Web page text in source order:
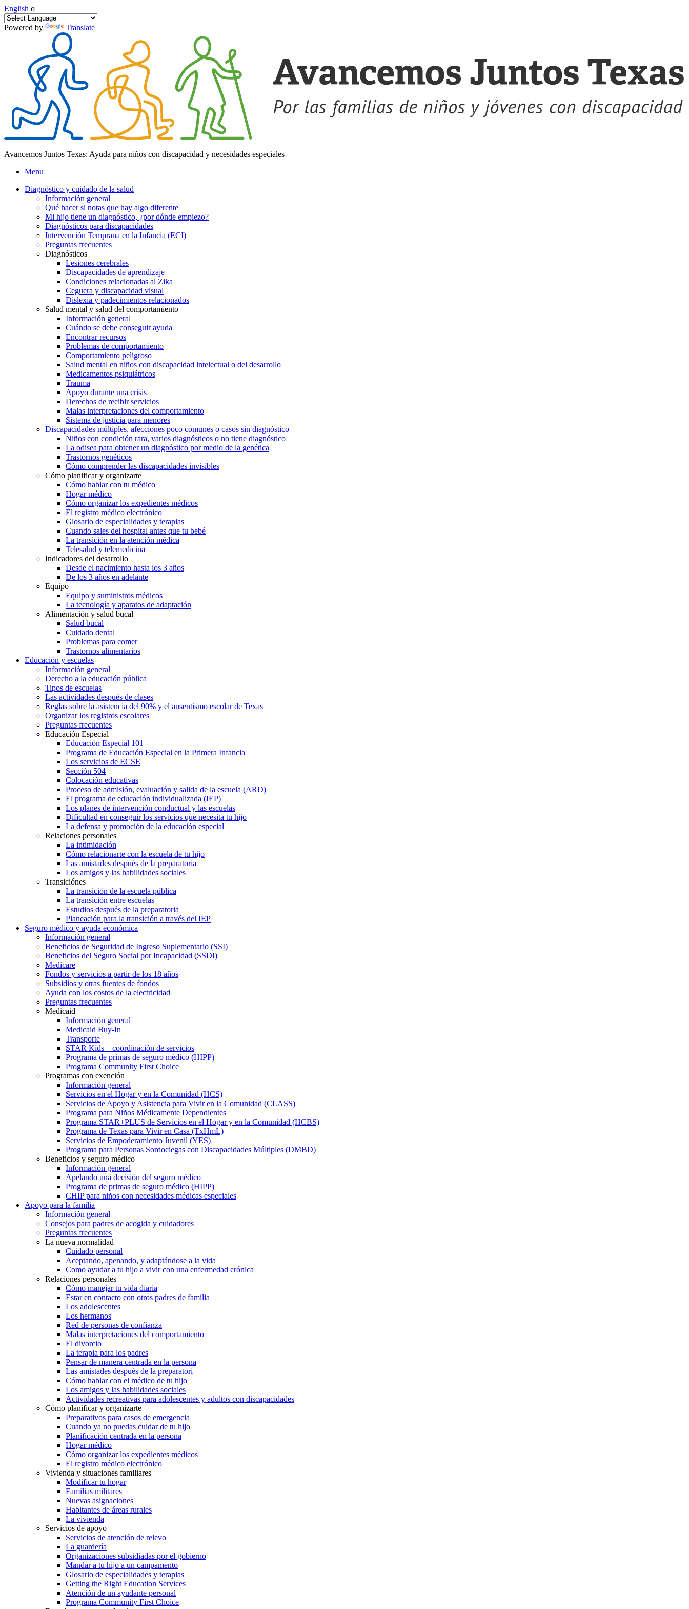
English o
Powered by Translate
Avancemos Juntos Texas: Ayuda para niños con discapacidad y necesidades especiales
Menu
Diagnóstico y cuidado de la salud
Información general
Qué hacer si notas que hay algo diferente
Mi hijo tiene un diagnóstico, ¿por dónde empiezo?
Diagnósticos para discapacidades
Intervención Temprana en la Infancia (ECI)
Preguntas frecuentes
Diagnósticos
Lesiones cerebrales
Discapacidades de aprendizaje
Condiciones relacionadas al Zika
Ceguera y discapacidad visual
Dislexia y padecimientos relacionados
Salud mental y salud del comportamiento
Información general
Cuándo se debe conseguir ayuda
Encontrar recursos
Problemas de comportamiento
Comportamiento peligroso
Salud mental en niños con discapacidad intelectual o del desarrollo
Medicamentos psiquiátricos
Trauma
Apoyo durante una crisis
Derechos de recibir servicios
Malas interpretaciones del comportamiento
Sistema de justicia para menores
Discapacidades múltiples, afecciones poco comunes o casos sin diagnóstico
Niños con condición rara, varios diagnósticos o no tiene diagnóstico
La odisea para obtener un diagnóstico por medio de la genética
Trastornos genéticos
Cómo comprender las discapacidades invisibles
Cómo planificar y organizarte
Cómo hablar con tu médico
Hogar médico
Cómo organizar los expedientes médicos
El registro médico electrónico
Glosario de especialidades y terapias
Cuando sales del hospital antes que tu bebé
La transición en la atención médica
Telesalud y telemedicina
Indicadores del desarrollo
Desde el nacimiento hasta los 3 años
De los 3 años en adelante
Equipo
Equipo y suministros médicos
La tecnología y aparatos de adaptación
Alimentación y salud bucal
Salud bucal
Cuidado dental
Problemas para comer
Trastornos alimentarios
Educación y escuelas
Información general
Derecho a la educación pública
Tipos de escuelas
Las actividades después de clases
Reglas sobre la asistencia del 90% y el ausentismo escolar de Texas
Organizar los registros escolares
Preguntas frecuentes
Educación Especial
Educación Especial 101
Programa de Educación Especial en la Primera Infancia
Los servicios de ECSE
Sección 504
Colocación educativas
Proceso de admisión, evaluación y salida de la escuela (ARD)
El programa de educación individualizada (IEP)
Los planes de intervención conductual y las escuelas
Dificultad en conseguir los servicios que necesita tu hijo
La defensa y promoción de la educación especial
Relaciones personales
La intimidación
Cómo relacionarte con la escuela de tu hijo
Las amistades después de la preparatoria
Los amigos y las habilidades sociales
Transiciónes
La transición de la escuela pública
La transición entre escuelas
Estudios después de la preparatoria
Planeación para la transición a través del IEP
Seguro médico y ayuda económica
Información general
Beneficios de Seguridad de Ingreso Suplementario (SSI)
Beneficios del Seguro Social por Incapacidad (SSDI)
Medicare
Fondos y servicios a partir de los 18 años
Subsidios y otras fuentes de fondos
Ayuda con los costos de la electricidad
Preguntas frecuentes
Medicaid
Información general
Medicaid Buy-In
Transporte
STAR Kids – coordinación de servicios
Programa de primas de seguro médico (HIPP)
Programa Community First Choice
Programas con exención
Información general
Servicios en el Hogar y en la Comunidad (HCS)
Servicios de Apoyo y Asistencia para Vivir en la Comunidad (CLASS)
Programa para Niños Médicamente Dependientes
Programa STAR+PLUS de Servicios en el Hogar y en la Comunidad (HCBS)
Programa de Texas para Vivir en Casa (TxHmL)
Servicios de Empoderamiento Juvenil (YES)
Programa para Personas Sordociegas con Discapacidades Múltiples (DMBD)
Beneficios y seguro médico
Información general
Apelando una decisión del seguro médico
Programa de primas de seguro médico (HIPP)
CHIP para niños con necesidades médicas especiales
Apoyo para la familia
Información general
Consejos para padres de acogida y cuidadores
Preguntas frecuentes
La nueva normalidad
Cuidado personal
Aceptando, apenando, y adaptándose a la vida
Como ayudar a tu hijo a vivir con una enfermedad crónica
Relaciones personales
Cómo manejar tu vida diaria
Estar en contacto con otros padres de familia
Los adolescentes
Los hermanos
Red de personas de confianza
Malas interpretaciones del comportamiento
El divorcio
La terapia para los padres
Pensar de manera centrada en la persona
Las amistades después de la preparatori
Cómo hablar con el médico de tu hijo
Los amigos y las habilidades sociales
Actividades recreativas para adolescentes y adultos con discapacidades
Cómo planificar y organizarte
Preparativos para casos de emergencia
Cuando ya no puedas cuidar de tu hijo
Planificación centrada en la persona
Hogar médico
Cómo organizar los expedientes médicos
El registro médico electrónico
Vivienda y situaciones familiares
Modificar tu hogar
Familias militares
Nuevas asignaciones
Habitantes de áreas rurales
La vivienda
Servicios de apoyo
Servicios de atención de relevo
La guardería
Organizaciones subsidiadas por el gobierno
Mandar a tu hijo a un campamento
Glosario de especialidades y terapias
Getting the Right Education Services
Atención de un ayudante personal
Programa Community First Choice